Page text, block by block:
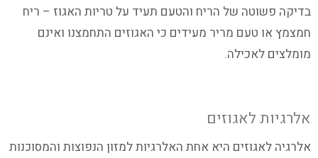
בדיקה פשוטה של הריח והטעם תעיד על טריות האגוז – ריח
חמצמץ או טעם מריר מעידים כי האגוזים התחמצנו ואינם
מומלצים לאכילה.
אלרגיות לאגוזים
אלרגיה לאגוזים היא אחת האלרגיות למזון הנפוצות והמסוכנות